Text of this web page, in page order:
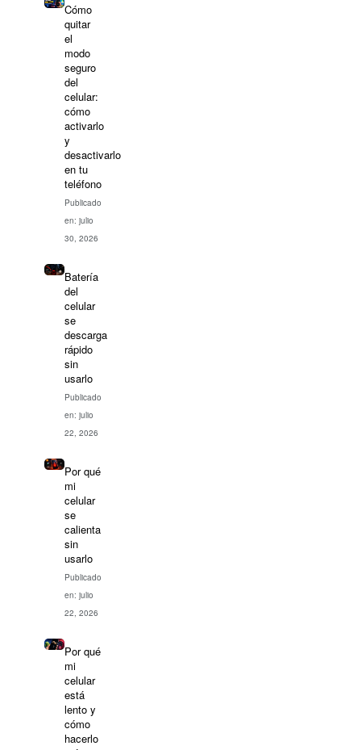
Cómo
quitar
el
modo
seguro
del
celular:
cómo
activarlo
y
desactivarlo
en tu
teléfono
Publicado
en: julio
30, 2026
Batería
del
celular
se
descarga
rápido
sin
usarlo
Publicado
en: julio
22, 2026
Por qué
mi
celular
se
calienta
sin
usarlo
Publicado
en: julio
22, 2026
Por qué
mi
celular
está
lento y
cómo
hacerlo